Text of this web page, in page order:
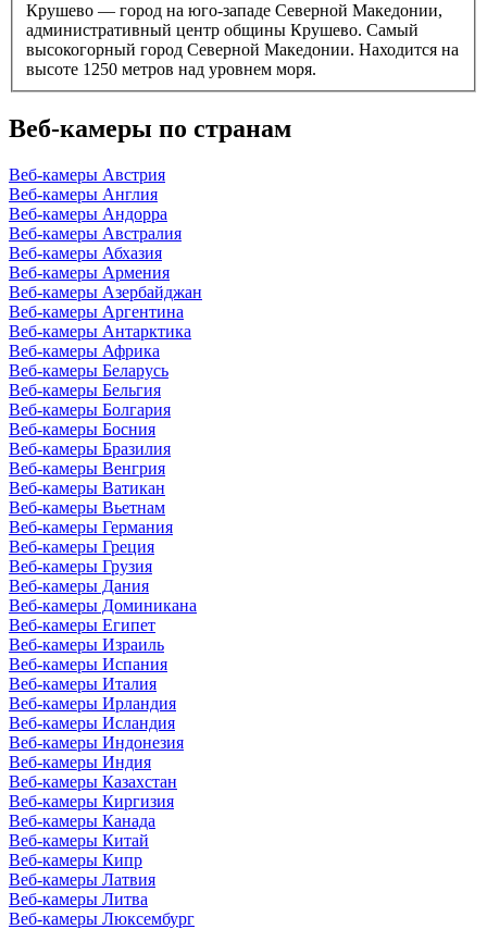
Крушево — город на юго-западе Северной Македонии,
административный центр общины Крушево. Самый
высокогорный город Северной Македонии. Находится на
высоте 1250 метров над уровнем моря.
Веб-камеры по странам
Веб-камеры Австрия
Веб-камеры Англия
Веб-камеры Андорра
Веб-камеры Австралия
Веб-камеры Абхазия
Веб-камеры Армения
Веб-камеры Азербайджан
Веб-камеры Аргентина
Веб-камеры Антарктика
Веб-камеры Африка
Веб-камеры Беларусь
Веб-камеры Бельгия
Веб-камеры Болгария
Веб-камеры Босния
Веб-камеры Бразилия
Веб-камеры Венгрия
Веб-камеры Ватикан
Веб-камеры Вьетнам
Веб-камеры Германия
Веб-камеры Греция
Веб-камеры Грузия
Веб-камеры Дания
Веб-камеры Доминикана
Веб-камеры Египет
Веб-камеры Израиль
Веб-камеры Испания
Веб-камеры Италия
Веб-камеры Ирландия
Веб-камеры Исландия
Веб-камеры Индонезия
Веб-камеры Индия
Веб-камеры Казахстан
Веб-камеры Киргизия
Веб-камеры Канада
Веб-камеры Китай
Веб-камеры Кипр
Веб-камеры Латвия
Веб-камеры Литва
Веб-камеры Люксембург